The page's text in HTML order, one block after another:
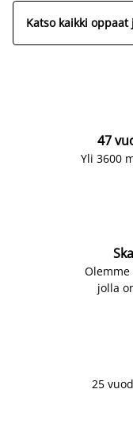
Katso kaikki
47
Yli 3600
jolla
25